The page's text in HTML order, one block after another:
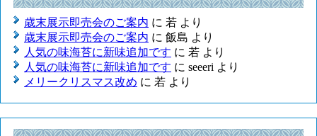
歳末展示即売会のご案内 に 若 より
歳末展示即売会のご案内 に 飯島 より
人気の味海苔に新味追加です に 若 より
人気の味海苔に新味追加です に seeeri より
メリークリスマス改め に 若 より